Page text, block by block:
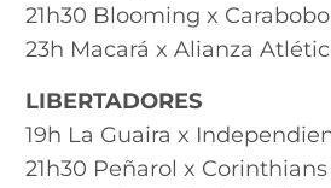
21h30 Blooming x
23h Macará x Alianza
LIBERTADORES
19h La Guaira x
21h30 Peñarol x Corinthians